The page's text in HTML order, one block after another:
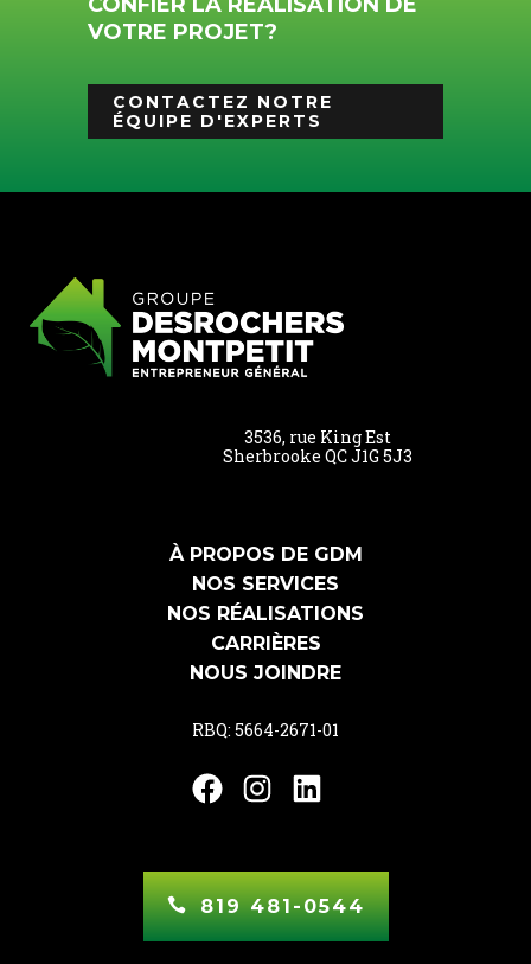
VOTRE PROJET?
CONTACTEZ NOTRE
ÉQUIPE D'EXPERTS
3536, rue King Est
Sherbrooke QC J1G 5J3
À PROPOS DE GDM
NOS SERVICES
NOS RÉALISATIONS
CARRIÈRES
NOUS JOINDRE
RBQ: 5664-2671-01
Facebook
Instagram
LinkedIn
819 481-0544